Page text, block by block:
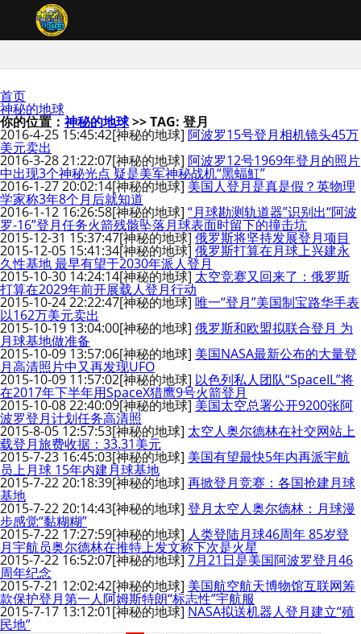
首页
神秘的地球
你的位置：神秘的地球>> TAG: 登月
2016-4-25 15:45:42[神秘的地球] 阿波罗15号登月相机镜头45万
美元卖出
2016-3-28 21:22:07[神秘的地球] 阿波罗12号1969年登月的照片
中出现3个神秘光点 疑是美军神秘战机“黑蝠魟”
2016-1-27 20:02:14[神秘的地球] 美国人登月是真是假？英物理
学家称3年8个月后就知道
2016-1-12 16:26:58[神秘的地球] “月球勘测轨道器”识别出“阿波
罗-16”登月任务火箭残骸坠落月球表面时留下的撞击坑
2015-12-31 15:37:47[神秘的地球] 俄罗斯将坚持发展登月项目
2015-12-05 15:41:34[神秘的地球] 俄罗斯打算在月球上兴建永
久性基地 最早有望于2030年派人登月
2015-10-30 14:24:14[神秘的地球] 太空竞赛又回来了：俄罗斯
打算在2029年前开展载人登月行动
2015-10-24 22:22:47[神秘的地球] 唯一“登月”美国制宝路华手表
以162万美元卖出
2015-10-19 13:04:00[神秘的地球] 俄罗斯和欧盟拟联合登月 为
月球基地做准备
2015-10-09 13:57:06[神秘的地球] 美国NASA最新公布的大量登
月高清照片中又再发现UFO
2015-10-09 11:57:02[神秘的地球] 以色列私人团队“SpaceIL”将
在2017年下半年用SpaceX猎鹰9号火箭登月
2015-10-08 22:40:09[神秘的地球] 美国太空总署公开9200张阿
波罗登月计划任务高清照
2015-8-05 12:57:53[神秘的地球] 太空人奥尔德林在社交网站上
载登月旅费收据：33.31美元
2015-7-23 16:45:03[神秘的地球] 美国有望最快5年内再派宇航
员上月球 15年内建月球基地
2015-7-22 20:18:39[神秘的地球] 再掀登月竞赛：各国抢建月球
基地
2015-7-22 20:14:43[神秘的地球] 登月太空人奥尔德林：月球漫
步感觉“黏糊糊”
2015-7-22 17:27:59[神秘的地球] 人类登陆月球46周年 85岁登
月宇航员奥尔德林在推特上发文称下次是火星
2015-7-22 16:52:07[神秘的地球] 7月21日是美国阿波罗登月46
周年纪念
2015-7-21 12:02:42[神秘的地球] 美国航空航天博物馆互联网筹
款保护登月第一人阿姆斯特朗“标志性”宇航服
2015-7-17 13:12:01[神秘的地球] NASA拟送机器人登月建立“殖
民地”